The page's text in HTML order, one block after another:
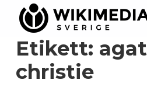
Etikett:
christie